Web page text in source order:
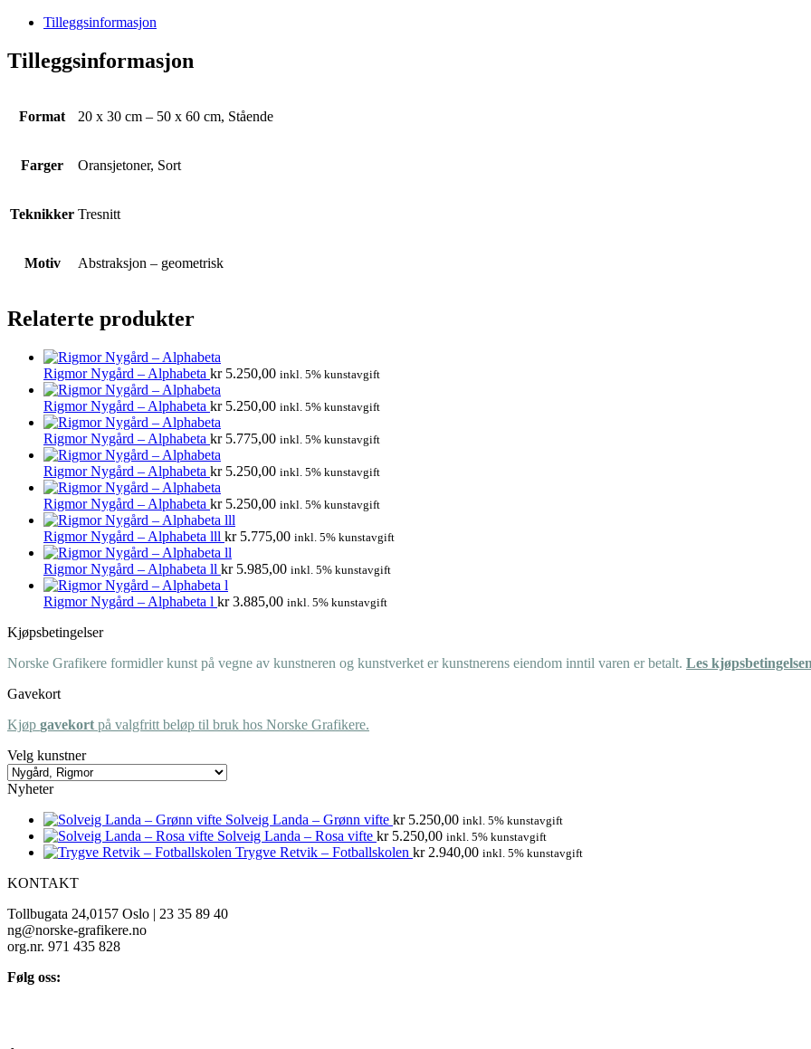
Tilleggsinformasjon
Tilleggsinformasjon
Format 20 x 30 cm – 50 x 60 cm, Stående
Farger Oransjetoner, Sort
Teknikker Tresnitt
Motiv Abstraksjon – geometrisk
Relaterte produkter
Rigmor Nygård – Alphabeta kr5.250,00 inkl. 5% kunstavgift
Rigmor Nygård – Alphabeta kr5.250,00 inkl. 5% kunstavgift
Rigmor Nygård – Alphabeta kr5.775,00 inkl. 5% kunstavgift
Rigmor Nygård – Alphabeta kr5.250,00 inkl. 5% kunstavgift
Rigmor Nygård – Alphabeta kr5.250,00 inkl. 5% kunstavgift
Rigmor Nygård – Alphabeta lll kr5.775,00 inkl. 5% kunstavgift
Rigmor Nygård – Alphabeta ll kr5.985,00 inkl. 5% kunstavgift
Rigmor Nygård – Alphabeta l kr3.885,00 inkl. 5% kunstavgift
Kjøpsbetingelser
Norske Grafikere formidler kunst på vegne av kunstneren og kunstverket er kunstnerens eiendom inntil varen er betalt. Les
Gavekort
Kjøp gavekort på valgfritt beløp til bruk hos Norske Grafikere.
Velg kunstner
Nyheter
Solveig Landa – Grønn vifte kr5.250,00 inkl. 5% kunstavgift
Solveig Landa – Rosa vifte kr5.250,00 inkl. 5% kunstavgift
Trygve Retvik – Fotballskolen kr2.940,00 inkl. 5% kunstavgift
KONTAKT
Tollbugata 24,0157 Oslo | 23 35 89 40
ng@norske-grafikere.no
org.nr. 971 435 828
Følg oss: